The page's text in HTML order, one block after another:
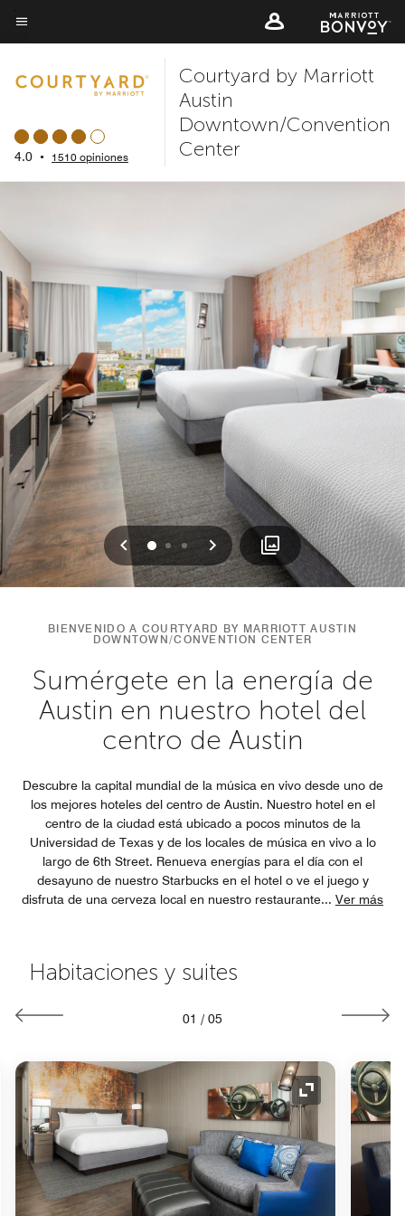
Skip
to
content
Texto del menú
4.0 • 1510 opiniones
Courtyard by Marriott
Austin
Downtown/Convention
Center
Anterior
0 1 2 Siguiente
BIENVENIDO A COURTYARD BY MARRIOTT AUSTIN
DOWNTOWN/CONVENTION CENTER
Sumérgete en la energía de
Austin en nuestro hotel del
centro de Austin
Descubre la capital mundial de la música en vivo desde uno de
los mejores hoteles del centro de Austin. Nuestro hotel en el
centro de la ciudad está ubicado a pocos minutos de la
Universidad de Texas y de los locales de música en vivo a lo
largo de 6th Street. Renueva energías para el día con el
desayuno de nuestro Starbucks en el hotel o ve el juego y
disfruta de una cerveza local en nuestro restaurante... Ver más
Habitaciones y suites
01 / 05
de expansión Icono de